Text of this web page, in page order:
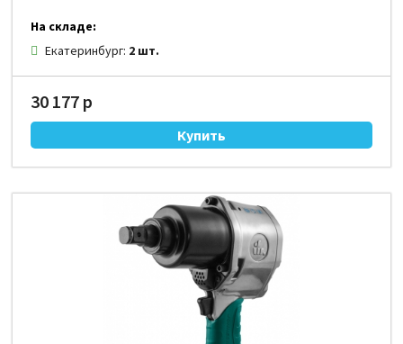
На складе:
Екатеринбург: 2 шт.
30 177 р